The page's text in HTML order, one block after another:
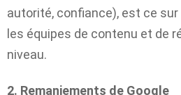
autorité, confiance), est ce
les équipes de contenu et de
niveau.
2. Remaniements de Google